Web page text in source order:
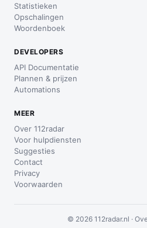
Statistieken
Opschalingen
Woordenboek
DEVELOPERS
API Documentatie
Plannen & prijzen
Automations
MEER
Over 112radar
Voor hulpdiensten
Suggesties
Contact
Privacy
Voorwaarden
© 2026 112radar.nl ·